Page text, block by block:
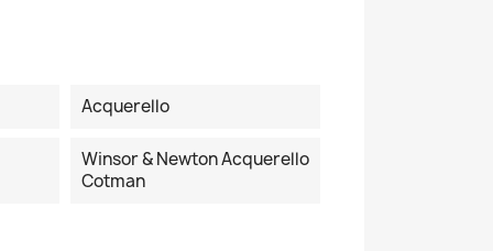
Acquerello
Winsor & Newton Acquerello
Cotman